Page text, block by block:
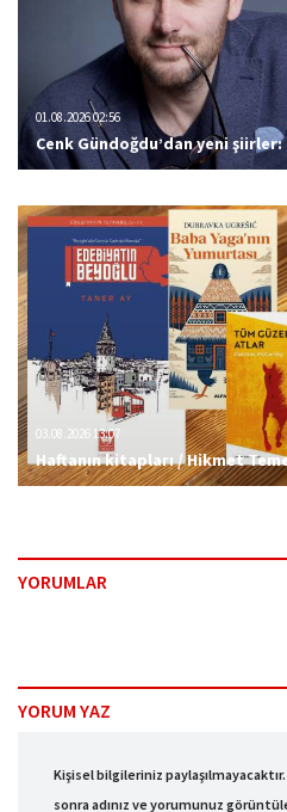
01.08.2026 02:56
Cenk Gündoğdu’dan yeni şiirler:
03.08.2026 13:07
Haftanın kitapları / Hikmet
YORUMLAR
YORUM YAZ
Kişisel bilgileriniz
sonra adınız ve yorumunuz